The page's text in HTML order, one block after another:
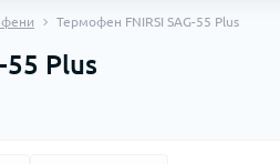
фени Термофен FNIRSI SAG-55 Plus
55 Plus